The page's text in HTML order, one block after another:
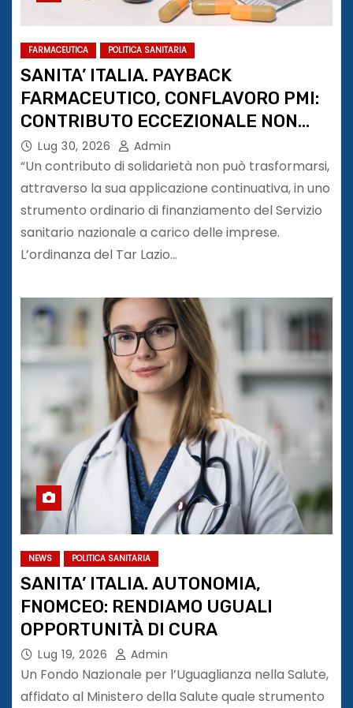
FARMACEUTICA POLITICA SANITARIA
SANITA’ ITALIA. PAYBACK
FARMACEUTICO, CONFLAVORO PMI:
CONTRIBUTO ECCEZIONALE NON
PUÒ DIVENTARE PRELIEVO
PERMANENTE
Lug 30, 2026 Admin
“Un contributo di solidarietà non può trasformarsi,
attraverso la sua applicazione continuativa, in uno
strumento ordinario di finanziamento del Servizio
sanitario nazionale a carico delle imprese.
L’ordinanza del Tar Lazio…
NEWS POLITICA SANITARIA
SANITA’ ITALIA. AUTONOMIA,
FNOMCEO: RENDIAMO UGUALI
OPPORTUNITÀ DI CURA
Lug 19, 2026 Admin
Un Fondo Nazionale per l’Uguaglianza nella Salute,
affidato al Ministero della Salute quale strumento